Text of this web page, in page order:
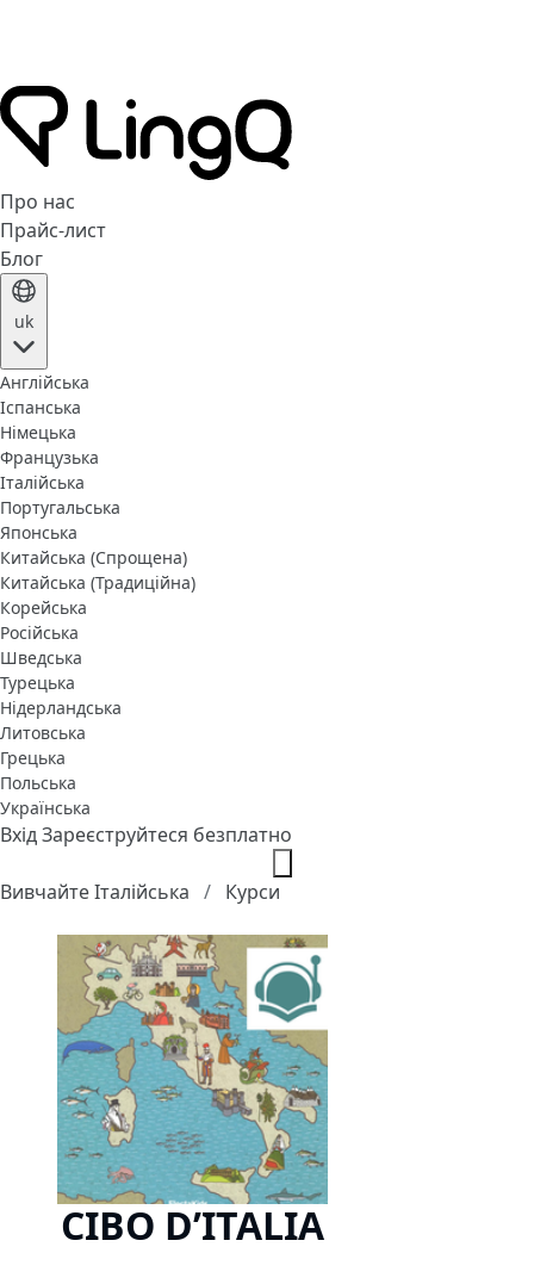
Про нас
Прайс-лист
Блог
uk
Англійська
Іспанська
Німецька
Французька
Італійська
Португальська
Японська
Китайська (Спрощена)
Китайська (Традиційна)
Корейська
Російська
Шведська
Турецька
Нідерландська
Литовська
Грецька
Польська
Українська
ВхідЗареєструйтеся безплатно
Вивчайте Італійська Курси
CIBO D’ITALIA